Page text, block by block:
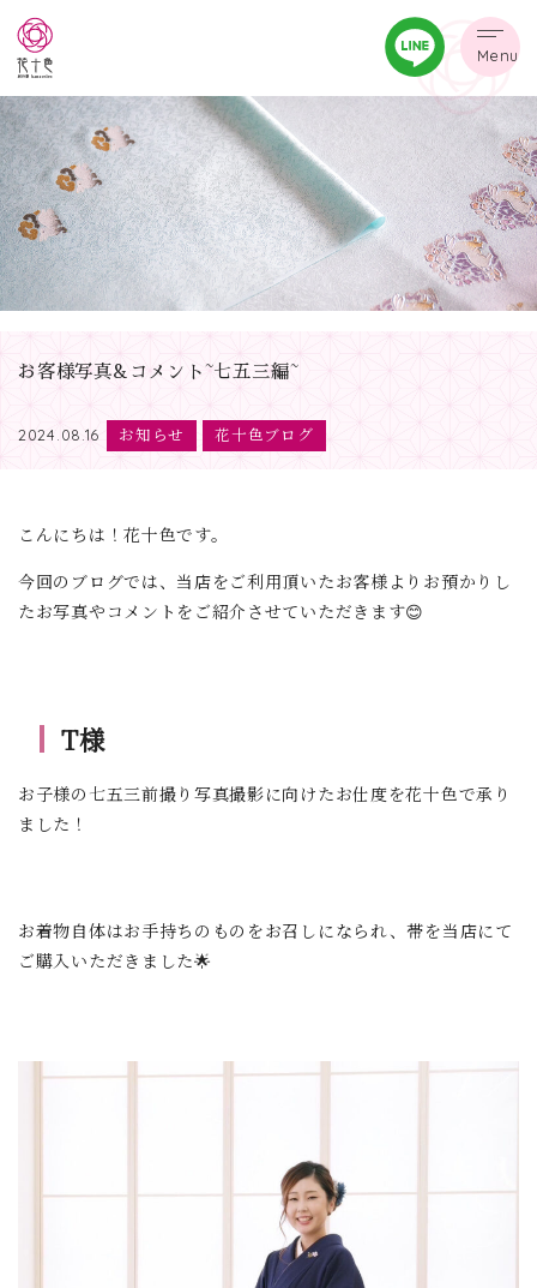
Menu
お客様写真&コメント~七五三編~
2024.08.16 お知らせ 花十色ブログ
こんにちは！花十色です。
今回のブログでは、当店をご利用頂いたお客様よりお預かりし
たお写真やコメントをご紹介させていただきます😊
T様
お子様の七五三前撮り写真撮影に向けたお仕度を花十色で承り
ました！
お着物自体はお手持ちのものをお召しになられ、帯を当店にて
ご購入いただきました🌟